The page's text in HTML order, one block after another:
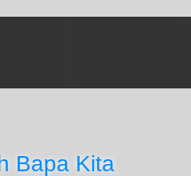
Bapa Kita